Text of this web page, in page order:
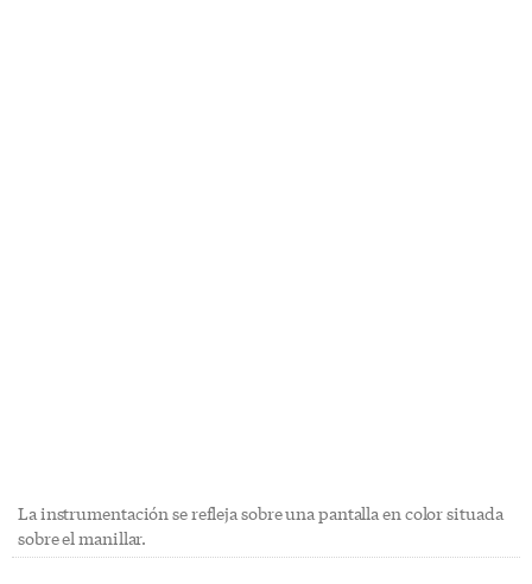
La instrumentación se refleja sobre una pantalla en color situada
sobre el manillar.